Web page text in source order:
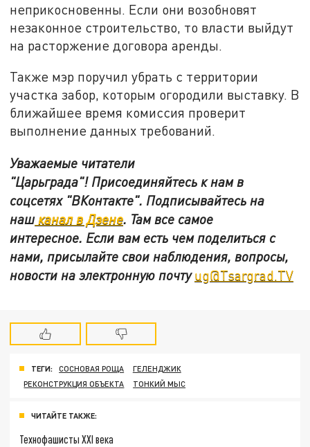
неприкосновенны. Если они возобновят
незаконное строительство, то власти выйдут
на расторжение договора аренды.
Также мэр поручил убрать с территории
участка забор, которым огородили выставку. В
ближайшее время комиссия проверит
выполнение данных требований.
Уважаемые читатели
"Царьграда"! Присоединяйтесь к нам в
соцсетях "ВКонтакте". Подписывайтесь на
нашканал в Дзене. Там все самое
интересное. Если вам есть чем поделиться с
нами, присылайте свои наблюдения, вопросы,
новости на электронную почтуug@Tsargrad.TV
ТЕГИ: СОСНОВАЯ РОЩА
ГЕЛЕНДЖИК
РЕКОНСТРУКЦИЯ ОБЪЕКТА
ТОНКИЙ МЫС
ЧИТАЙТЕ ТАКЖЕ:
Технофашисты XXI века